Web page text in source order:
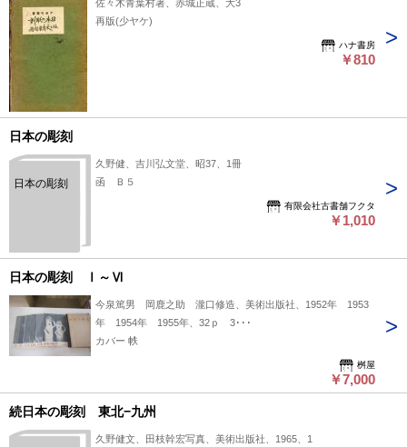
佐々木青葉村著、赤城正蔵、大3
再版(少ヤケ)
ハナ書房
￥810
日本の彫刻
日本の彫刻
久野健、吉川弘文堂、昭37、1冊
函 Ｂ５
有限会社古書舗フクタ
￥1,010
日本の彫刻 Ⅰ～Ⅵ
今泉篤男 岡鹿之助 瀧口修造、美術出版社、1952年 1953
年 1954年 1955年、32ｐ 3･･･
カバー 帙
桝屋
￥7,000
続日本の彫刻 東北−九州
久野健文、田枝幹宏写真、美術出版社、1965、1